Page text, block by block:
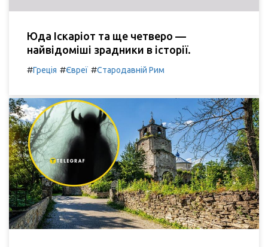
Юда Іскаріот та ще четверо —
найвідоміші зрадники в історії.
#Греція #Євреї #Стародавній Рим